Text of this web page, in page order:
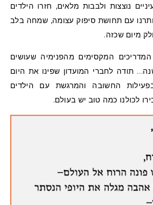
עם עיניים נוצצות ולבבות מלאים, חזרו הילדים
עם תחושת סיפוק עצומה, שמחה בלב
מיום שכזה.
המקסימים מהפנימיה שעושים
תודה לחברי המועדון שפינו את היום
החשובה והמרגשת עם הילדים
לכולנו כמה טוב יש בעולם.